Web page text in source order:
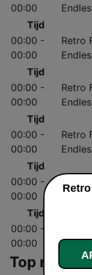
00:00
Tijd
00:00 -
00:00
Retro
Tijd
00:00 -
00:00
Retro
Tijd
00:00 -
00:00
Retro
Tijd
00:00 -
00:00
Retro
Tijd
00:00 -
00:00
Top